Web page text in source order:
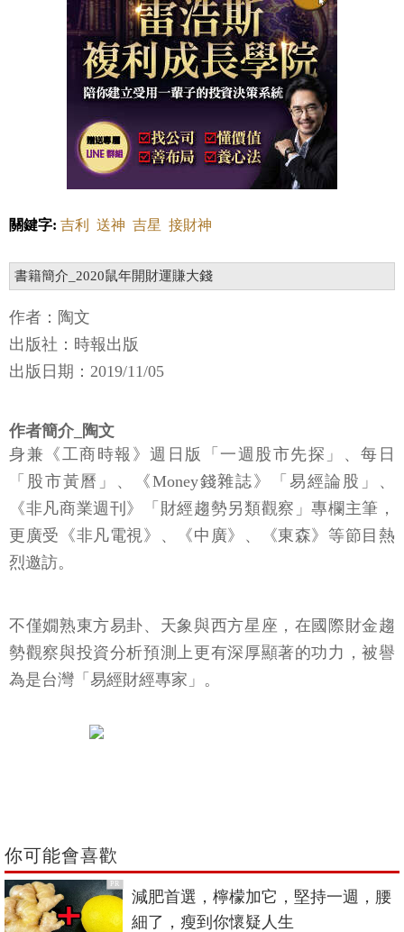
關鍵字: 吉利 送神 吉星 接財神
書籍簡介_2020鼠年開財運賺大錢
作者：陶文
出版社：時報出版
出版日期：2019/11/05
作者簡介_陶文
身兼《工商時報》週日版「一週股市先探」、每日
「股市黃曆」、《Money錢雜誌》「易經論股」、
《非凡商業週刊》「財經趨勢另類觀察」專欄主筆，
更廣受《非凡電視》、《中廣》、《東森》等節目熱
烈邀訪。
不僅嫺熟東方易卦、天象與西方星座，在國際財金趨
勢觀察與投資分析預測上更有深厚顯著的功力，被譽
為是台灣「易經財經專家」。
你可能會喜歡
PR
減肥首選，檸檬加它，堅持一週，腰
細了，瘦到你懷疑人生